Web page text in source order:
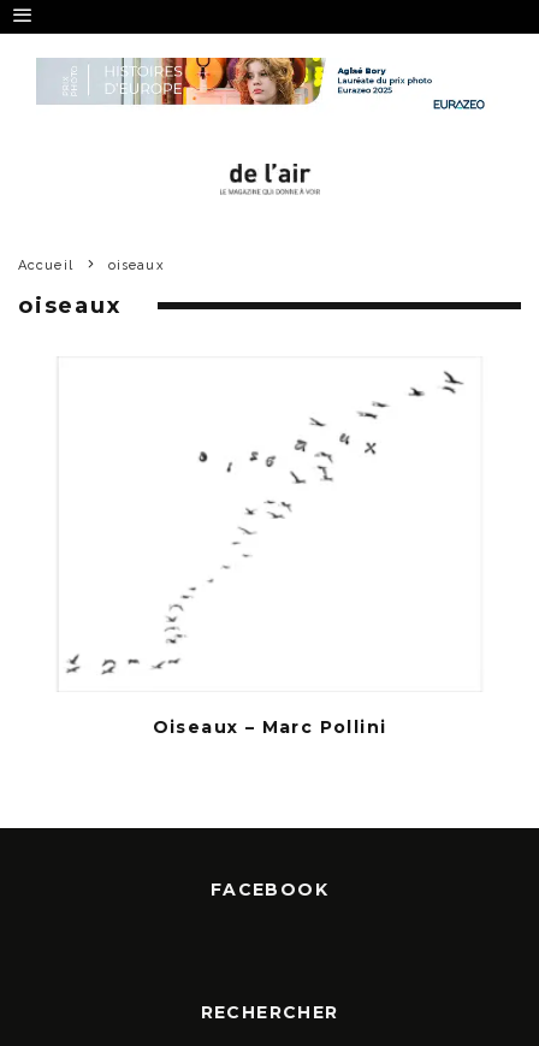
Accueil oiseaux
oiseaux
Oiseaux – Marc Pollini
FACEBOOK
RECHERCHER